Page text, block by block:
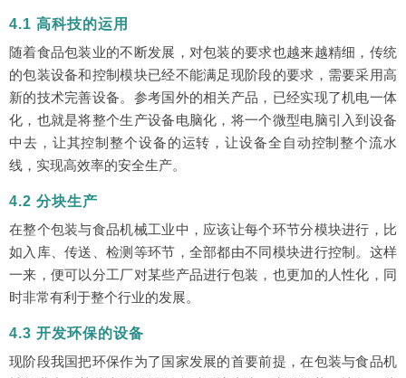
4.1 高科技的运用
随着食品包装业的不断发展，对包装的要求也越来越精细，传统
的包装设备和控制模块已经不能满足现阶段的要求，需要采用高
新的技术完善设备。参考国外的相关产品，已经实现了机电一体
化，也就是将整个生产设备电脑化，将一个微型电脑引入到设备
中去，让其控制整个设备的运转，让设备全自动控制整个流水
线，实现高效率的安全生产。
4.2 分块生产
在整个包装与食品机械工业中，应该让每个环节分模块进行，比
如入库、传送、检测等环节，全部都由不同模块进行控制。这样
一来，便可以分工厂对某些产品进行包装，也更加的人性化，同
时非常有利于整个行业的发展。
4.3 开发环保的设备
现阶段我国把环保作为了国家发展的首要前提，在包装与食品机